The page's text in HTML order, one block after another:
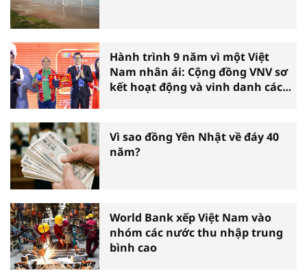
Hành trình 9 năm vì một Việt
Nam nhân ái: Cộng đồng VNV sơ
kết hoạt động và vinh danh các
Vì sao đồng Yên Nhật về đáy 40
năm?
World Bank xếp Việt Nam vào
nhóm các nước thu nhập trung
bình cao